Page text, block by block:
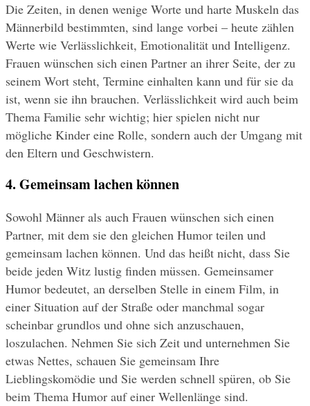
Die Zeiten, in denen wenige Worte und harte Muskeln das
Männerbild bestimmten, sind lange vorbei – heute zählen
Werte wie Verlässlichkeit, Emotionalität und Intelligenz.
Frauen wünschen sich einen Partner an ihrer Seite, der zu
seinem Wort steht, Termine einhalten kann und für sie da
ist, wenn sie ihn brauchen. Verlässlichkeit wird auch beim
Thema Familie sehr wichtig; hier spielen nicht nur
mögliche Kinder eine Rolle, sondern auch der Umgang mit
den Eltern und Geschwistern.
4. Gemeinsam lachen können
Sowohl Männer als auch Frauen wünschen sich einen
Partner, mit dem sie den gleichen Humor teilen und
gemeinsam lachen können. Und das heißt nicht, dass Sie
beide jeden Witz lustig finden müssen. Gemeinsamer
Humor bedeutet, an derselben Stelle in einem Film, in
einer Situation auf der Straße oder manchmal sogar
scheinbar grundlos und ohne sich anzuschauen,
loszulachen. Nehmen Sie sich Zeit und unternehmen Sie
etwas Nettes, schauen Sie gemeinsam Ihre
Lieblingskomödie und Sie werden schnell spüren, ob Sie
beim Thema Humor auf einer Wellenlänge sind.